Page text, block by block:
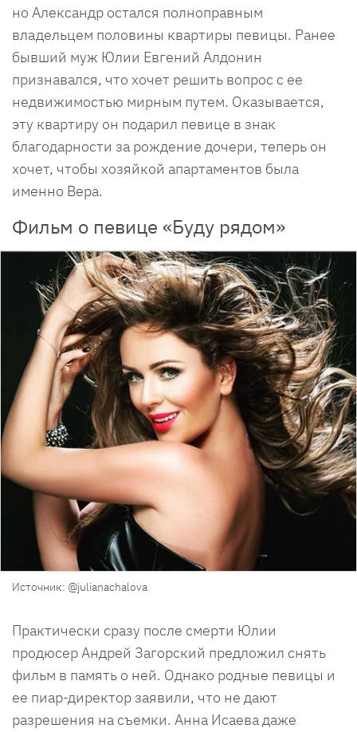
но Александр остался полноправным
владельцем половины квартиры певицы. Ранее
бывший муж Юлии Евгений Алдонин
признавался, что хочет решить вопрос с ее
недвижимостью мирным путем. Оказывается,
эту квартиру он подарил певице в знак
благодарности за рождение дочери, теперь он
хочет, чтобы хозяйкой апартаментов была
именно Вера.
Фильм о певице «Буду рядом»
Источник: @julianachalova
Практически сразу после смерти Юлии
продюсер Андрей Загорский предложил снять
фильм в память о ней. Однако родные певицы и
ее пиар-директор заявили, что не дают
разрешения на съемки. Анна Исаева даже